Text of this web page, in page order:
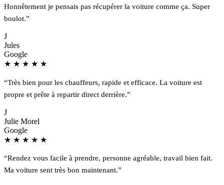
Honnêtement je pensais pas récupérer la voiture comme ça. Super
boulot.”
J
Jules
Google
★ ★ ★ ★ ★
“Très bien pour les chauffeurs, rapide et efficace. La voiture est
propre et prête à repartir direct derrière.”
J
Julie Morel
Google
★ ★ ★ ★ ★
“Rendez vous facile à prendre, personne agréable, travail bien fait.
Ma voiture sent très bon maintenant.”